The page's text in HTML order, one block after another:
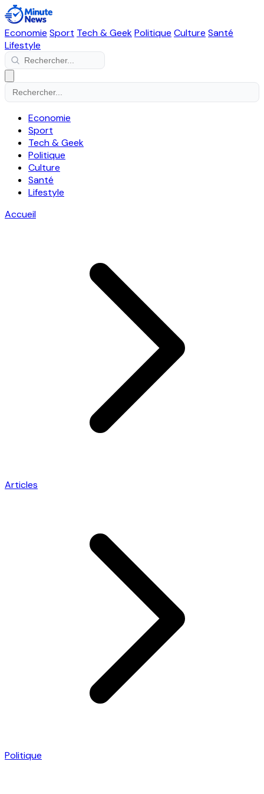
Economie Sport Tech & GeekPolitique Culture Santé
Lifestyle
Economie
Sport
Tech & Geek
Politique
Culture
Santé
Lifestyle
Accueil
Articles
Politique